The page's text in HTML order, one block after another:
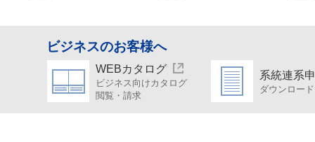
ビジネスのお客様へ
WEBカタログ
ビジネス向けカタログ
閲覧・請求
系統連系
ダウンロード